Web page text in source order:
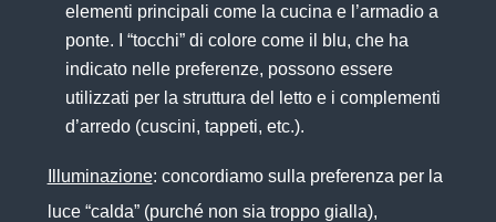
elementi principali come la cucina e l’armadio a
ponte. I “tocchi” di colore come il blu, che ha
indicato nelle preferenze, possono essere
utilizzati per la struttura del letto e i complementi
d’arredo (cuscini, tappeti, etc.).
Illuminazione: concordiamo sulla preferenza per la
luce “calda” (purché non sia troppo gialla),